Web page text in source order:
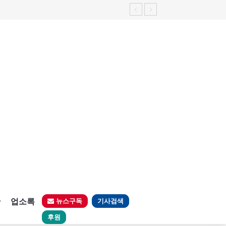
업소록 뉴스구독 기사검색
후원